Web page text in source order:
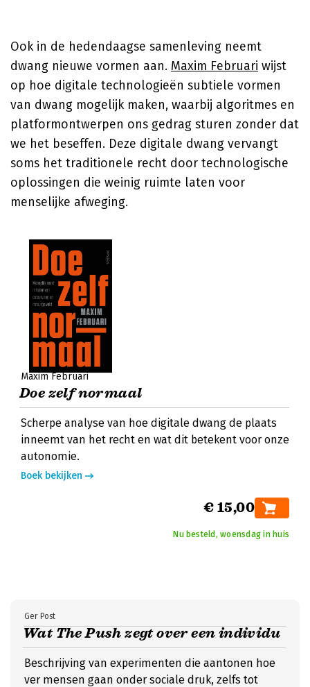
Ook in de hedendaagse samenleving neemt
dwang nieuwe vormen aan. Maxim Februari wijst
op hoe digitale technologieën subtiele vormen
van dwang mogelijk maken, waarbij algoritmes en
platformontwerpen ons gedrag sturen zonder dat
we het beseffen. Deze digitale dwang vervangt
soms het traditionele recht door technologische
oplossingen die weinig ruimte laten voor
menselijke afweging.
Maxim Februari
Doe zelf normaal
Scherpe analyse van hoe digitale dwang de plaats
inneemt van het recht en wat dit betekent voor onze
autonomie.
Boek bekijken
€ 15,00
Nu besteld, woensdag in huis
Wat The Push zegt over een individu
Ger Post
Beschrijving van experimenten die aantonen hoe
ver mensen gaan onder sociale druk, zelfs tot